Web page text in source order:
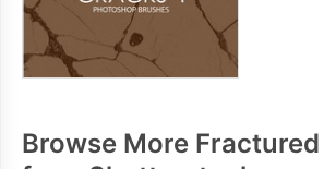
Browse More